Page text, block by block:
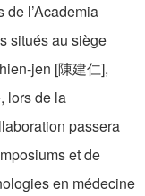
de l’Academia
situés au siège
jen [陳建仁],
lors de la
passera
et de
en médecine